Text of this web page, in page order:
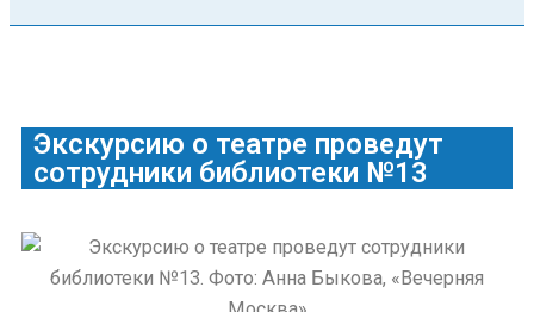
Экскурсию о театре проведут
сотрудники библиотеки №13